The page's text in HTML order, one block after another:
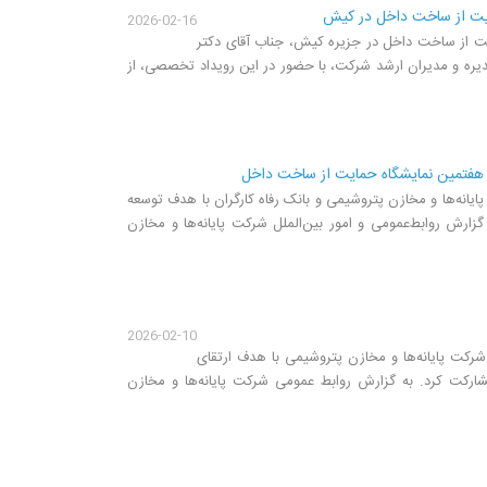
از ساخت داخل در کیش 2026-02-16
از ساخت داخل در جزیره کیش، جناب آقای دکتر
و مدیران ارشد شرکت، با حضور در این رویداد تخصصی، از
هفتمین نمایشگاه حمایت از ساخت داخل
و مخازن پتروشیمی و بانک رفاه کارگران با هدف توسعه
روابط‌عمومی و امور بین‌الملل شرکت پایانه‌ها و مخازن
2026-02-10
پایانه‌ها و مخازن پتروشیمی با هدف ارتقای
کرد. به گزارش روابط عمومی شرکت پایانه‌ها و مخازن